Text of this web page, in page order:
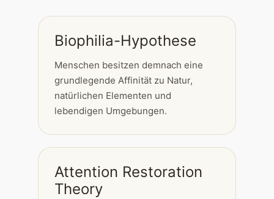
Biophilia-Hypothese
Menschen besitzen demnach eine
grundlegende Affinität zu Natur,
natürlichen Elementen und
lebendigen Umgebungen.
Attention Restoration
Theory